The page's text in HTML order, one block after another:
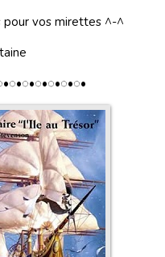
pour vos mirettes ^-^